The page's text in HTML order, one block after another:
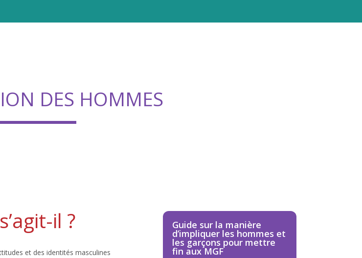
DES HOMMES
il ?
et des identités masculines
Guide sur la manière
d’impliquer les hommes et
les garçons pour mettre
fin aux MGF